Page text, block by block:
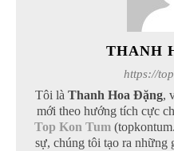
THANH
https://
Tôi là Thanh Hoa Đặng,
mới theo hướng tích cực
Top Kon Tum
sự, chúng tôi tạo ra những